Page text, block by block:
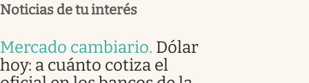
Noticias de tu interés
Mercado cambiario. Dólar
hoy: a cuánto cotiza el